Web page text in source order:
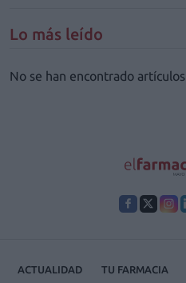
Lo más leído
No se han encontrado artículos
ACTUALIDAD TU FARMACIA